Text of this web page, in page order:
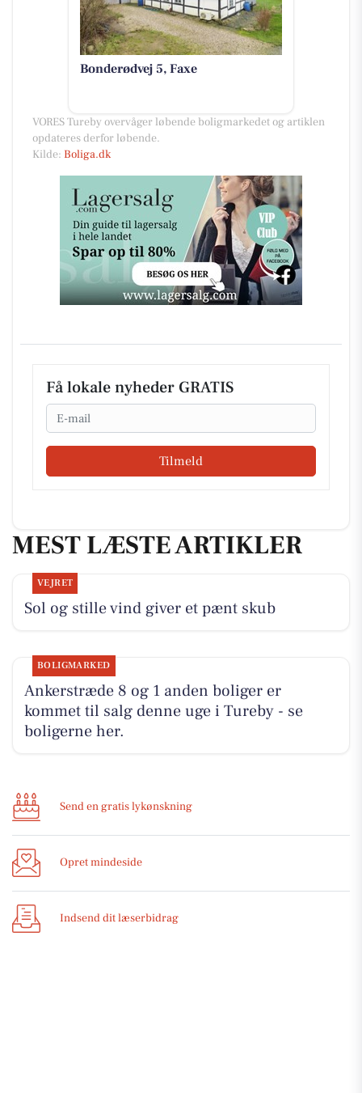
Bonderødvej 5, Faxe
VORES Tureby overvåger løbende boligmarkedet og artiklen
opdateres derfor løbende.
Kilde: Boliga.dk
Få lokale nyheder GRATIS
Email
Tilmeld
MEST LÆSTE ARTIKLER
VEJRET
Sol og stille vind giver et pænt skub
BOLIGMARKED
Ankerstræde 8 og 1 anden boliger er
kommet til salg denne uge i Tureby - se
boligerne her.
Send en gratis lykønskning
Opret mindeside
Indsend dit læserbidrag